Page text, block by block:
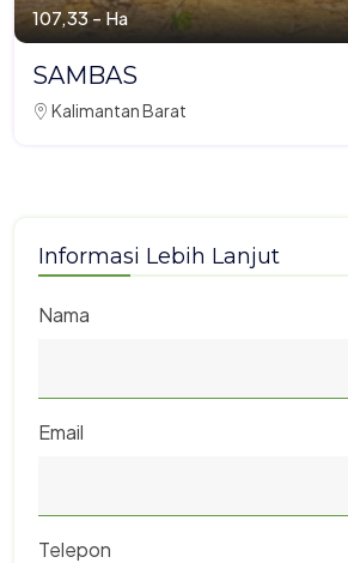
107,33 - Ha
SAMBAS
Kalimantan Barat
Informasi Lebih Lanjut
Nama
Email
Telepon